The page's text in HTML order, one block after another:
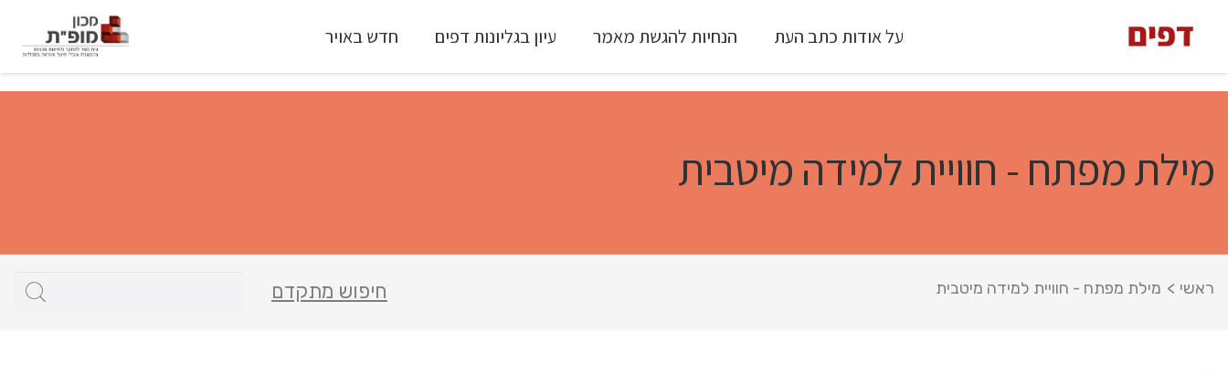
על אודות כתב העת הנחיות להגשת מאמר עיון בגליונות דפים חדש באויר
מילת מפתח - חוויית למידה מיטבית
ראשי > מילת מפתח - חוויית למידה מיטבית חיפוש מתקדם